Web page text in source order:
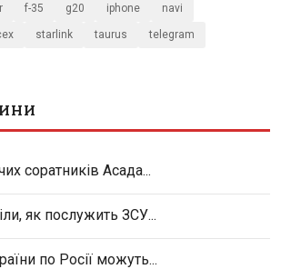
f-35 g20 iphone navi
starlink taurus telegram
соратників Асада...
як послужить ЗСУ...
по Росії можуть...